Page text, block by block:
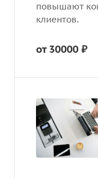
повышают
клиентов.
от 30000 ₽